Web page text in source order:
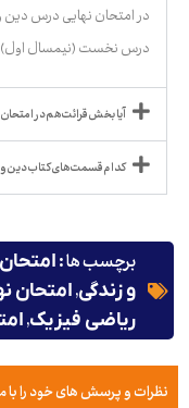
درس نخست (نیمسال اول) و ۱۳ نمره به دروس ۷ تا ۱۰ اختصاص می
آیا بخش قرائت هم در امتحان
کدام قسمت های کتاب دین و
برچسب ها :
و زندگی,امتحان
ریاضی فیزیک,
نظرات و پرسش های خود را با